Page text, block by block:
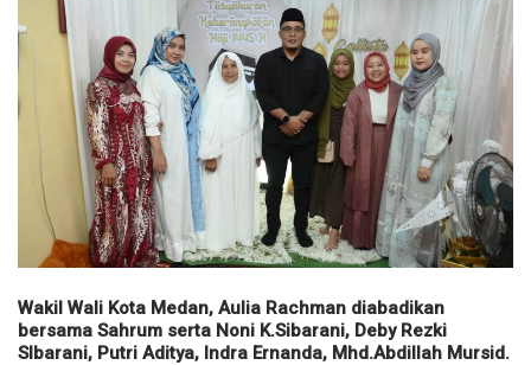
Wakil Wali Kota Medan, Aulia Rachman diabadikan
bersama Sahrum serta Noni K.Sibarani, Deby Rezki
SIbarani, Putri Aditya, Indra Ernanda, Mhd.Abdillah Mursid.